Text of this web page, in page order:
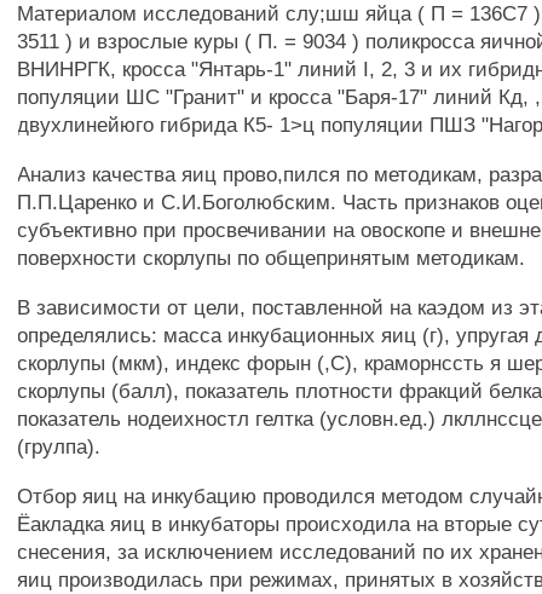
Материалом исследований слу;шш яйца ( П = 136С7
3511 ) и взрослые куры ( П. = 9034 ) поликросса
ВНИНРГК, кросса "Янтарь-1" линий I, 2, 3 и их
популяции ШС "Гранит" и кросса "Баря-17" линий Кд,
двухлинейюго гибрида К5- 1>ц популяции ПШЗ
Анализ качества яиц прово,пился по методикам,
П.П.Царенко и С.И.Боголюбским. Часть признаков
субъективно при просвечивании на овоскопе и
поверхности скорлупы по общепринятым методикам.
В зависимости от цели, поставленной на каэдом из
определялись: масса инкубационных яиц (г), упругая
скорлупы (мкм), индекс форын (,С), краморнссть я
скорлупы (балл), показатель плотности фракций
показатель нодеихностл гелтка (условн.ед.)
(грулпа).
Отбор яиц на инкубацию проводился методом
Ёакладка яиц в инкубаторы происходила на вторые
снесения, за исключением исследований по их
яиц производилась при режимах, принятых в